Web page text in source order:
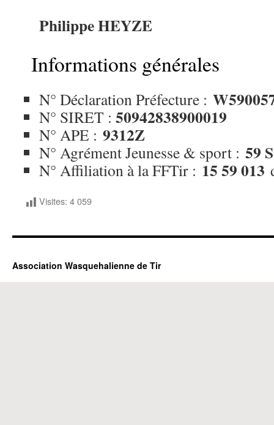
Philippe HEYZE
Informations générales
N° Déclaration Préfecture :
N° SIRET : 50942838900019
N° APE : 9312Z
N° Agrément Jeunesse & sport : 59
N° Affiliation à la FFTir : 15 59 013
Visites: 4 059
Association Wasquehalienne de Tir